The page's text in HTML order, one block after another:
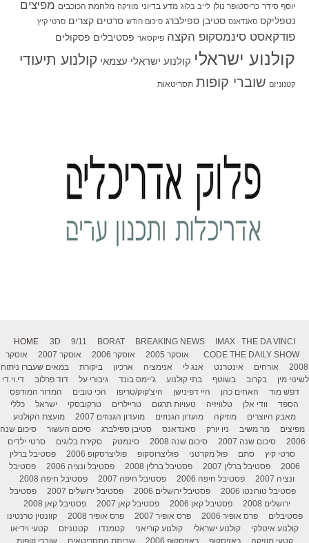
יוסף סידר כריסטופר נולן לייב בלוג מדע בדיוני מוזיקה מלחמת הכוכבים מפיצים
נטפליקס סאנדאנס סטיבן ספילברג סיכום חודש סרטים קצרים סרטי קיץ
פודקאסט סינמסקופ הקצה פיקסאר פסטיבלים פסקולים
קולנוע ישראלי קולנוע ישראלי עצמאי קולנוע תיעודי
קטנוניזם שוברי קופות תסריטאות
HOME 3D 9/11 BORAT BREAKING NEWS IMAX
THE DA VINCI
CODE THE DAILY SHOW אוסקר 2005 אוסקר 2006 אוסקר 2007
אוסקר
2008
אורחים אינטרנט אנג לי אנימציה ארכיון ביקורת
במאים שעברו ניתוח
לשינוי מין
בקרוב בשוטף בתי קולנוע ג'יימס בונד גיבורי על דוד פרלוב
די.וי.די
דפש מוד
האחים כהן היי דפינישן היצ'קוק/טריפו הכי טובים
המדור המודפס
הספד
וודי אלן טלוויזיה טעויות תרגום טריילרים טרקובסקי ישראל
כללי
מאבק היוצרים
מוזיקה מועדון הגנוזים מועדון הגנוזים 2007
מועצת הקולנוע
מפיצים
מר משיב ניו יורק סאנדאנס סטיבן ספילברג סיכום העשור
סיכום שנה
2006
סיכום שנה 2007 סיכום שנה 2008 סינמטק סקירת בלוגים
סרטי ילדים
סרטי קיץ
סתם פול מקרטני פוליצרוסקופ פוליצרסקופ 2006
פסטיבל ברלין
2006
פסטיבל ברלין 2007 פסטיבל ברלין 2008 פסטיבל ונציה 2006
פסטיבל
ונציה 2007
פסטיבל חיפה 2006 פסטיבל חיפה 2007
פסטיבל חיפה 2008
פסטיבל טורונטו 2006
פסטיבל ירושלים 2006 פסטיבל ירושלים 2007
פסטיבל
ירושלים 2008
פסטיבל קאן 2006 פסטיבל קאן 2007
פסטיבל קאן 2008
פסטיבלים
פרס אופיר 2006 פרס אופיר 2007 פרס אופיר 2008
קוונטין טרנטינו
קולנוע איטלקי
קולנוע ישראלי קולנוע קוריאני קטמנדו קטנוניזם
קטעי וידיאו